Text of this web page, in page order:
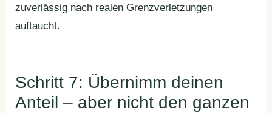
zuverlässig nach realen Grenzverletzungen
auftaucht.
Schritt 7: Übernimm deinen
Anteil – aber nicht den ganzen